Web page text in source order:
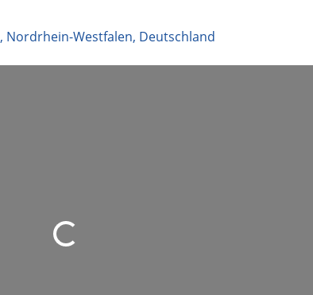
, Nordrhein-Westfalen, Deutschland
Wird geladen …